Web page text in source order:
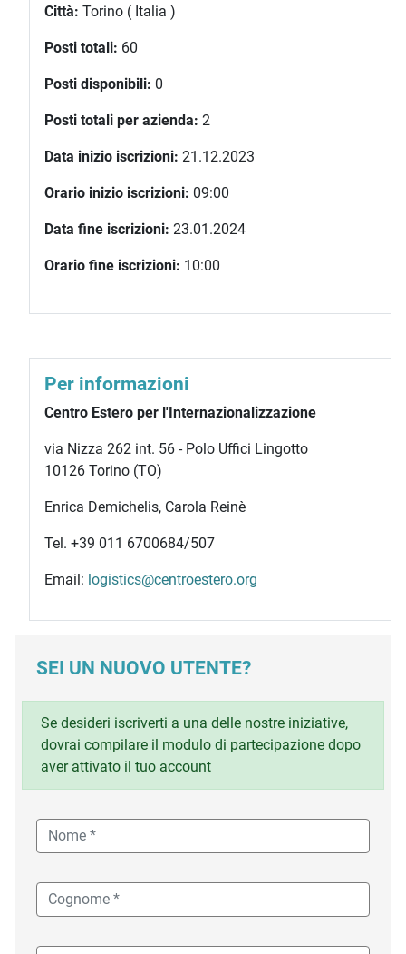
Città: Torino ( Italia )
Posti totali: 60
Posti disponibili: 0
Posti totali per azienda: 2
Data inizio iscrizioni: 21.12.2023
Orario inizio iscrizioni: 09:00
Data fine iscrizioni: 23.01.2024
Orario fine iscrizioni: 10:00
Per informazioni
Centro Estero per l'Internazionalizzazione
via Nizza 262 int. 56 - Polo Uffici Lingotto
10126 Torino (TO)
Enrica Demichelis, Carola Reinè
Tel. +39 011 6700684/507
Email: logistics@centroestero.org
SEI UN NUOVO UTENTE?
Se desideri iscriverti a una delle nostre iniziative,
dovrai compilare il modulo di partecipazione dopo
aver attivato il tuo account